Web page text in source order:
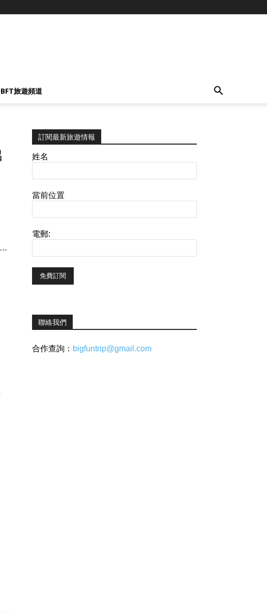
BFT旅遊頻道
訂閱最新旅遊情報
姓名
當前位置
電郵:
聯絡我們
合作查詢： bigfuntrip@gmail.com